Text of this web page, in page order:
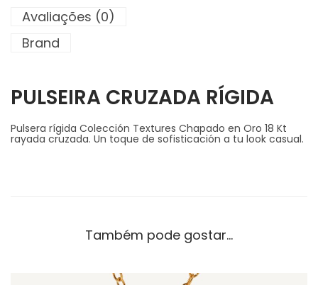
Avaliações (0)
Brand
PULSEIRA CRUZADA RÍGIDA
Pulsera rígida Colección Textures Chapado en Oro 18 Kt
rayada cruzada. Un toque de sofisticación a tu look casual.
Também pode gostar…